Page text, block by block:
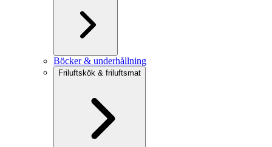
Böcker & underhållning
Friluftskök & friluftsmat